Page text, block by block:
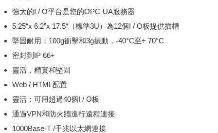
強大的I / O平台是您的OPC-UA服務器
5.25“x 6.2”x 17.5“（標準3U）為12個I / O板提供插槽
堅固耐用：100g衝擊和3g振動，-40°C至+ 70°C
密封到IP 66+
靈活，精實和堅固
Web / HTML配置
靈活：可用超過40個I / O板
通過VPN和防火牆進行遠程連接
1000Base-T /千兆以太網連接